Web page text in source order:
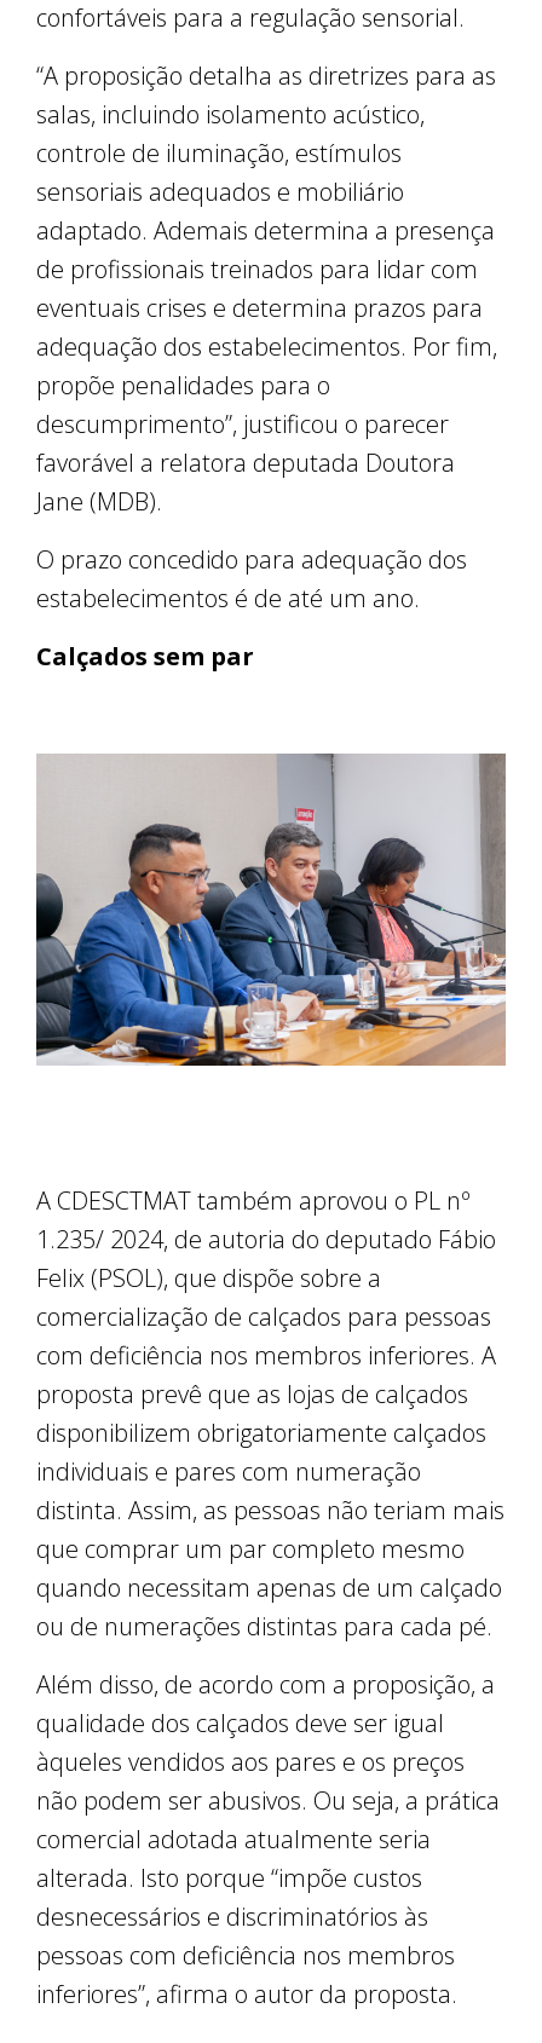
confortáveis para a regulação sensorial.
“A proposição detalha as diretrizes para as
salas, incluindo isolamento acústico,
controle de iluminação, estímulos
sensoriais adequados e mobiliário
adaptado. Ademais determina a presença
de profissionais treinados para lidar com
eventuais crises e determina prazos para
adequação dos estabelecimentos. Por fim,
propõe penalidades para o
descumprimento”, justificou o parecer
favorável a relatora deputada Doutora
Jane (MDB).
O prazo concedido para adequação dos
estabelecimentos é de até um ano.
Calçados sem par
A CDESCTMAT também aprovou o PL nº
1.235/ 2024, de autoria do deputado Fábio
Felix (PSOL), que dispõe sobre a
comercialização de calçados para pessoas
com deficiência nos membros inferiores. A
proposta prevê que as lojas de calçados
disponibilizem obrigatoriamente calçados
individuais e pares com numeração
distinta. Assim, as pessoas não teriam mais
que comprar um par completo mesmo
quando necessitam apenas de um calçado
ou de numerações distintas para cada pé.
Além disso, de acordo com a proposição, a
qualidade dos calçados deve ser igual
àqueles vendidos aos pares e os preços
não podem ser abusivos. Ou seja, a prática
comercial adotada atualmente seria
alterada. Isto porque “impõe custos
desnecessários e discriminatórios às
pessoas com deficiência nos membros
inferiores”, afirma o autor da proposta.